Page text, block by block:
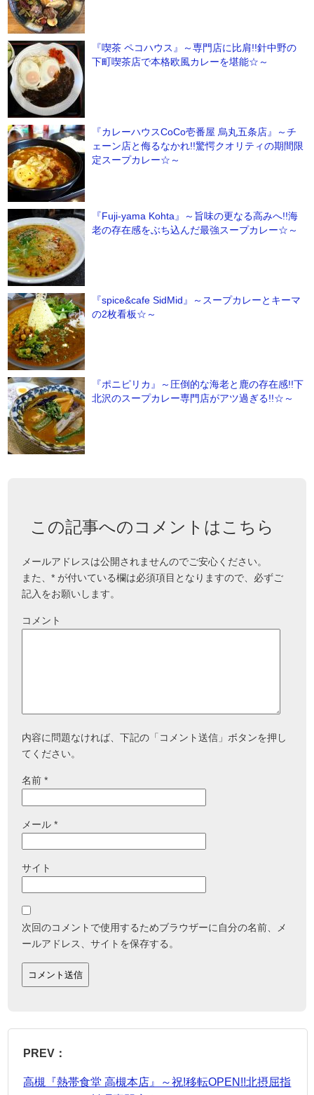
『喫茶 ペコハウス』～専門店に比肩!!針中野の
下町喫茶店で本格欧風カレーを堪能☆～
『カレーハウスCoCo壱番屋 烏丸五条店』～チ
ェーン店と侮るなかれ!!驚愕クオリティの期間限
定スープカレー☆～
『Fuji-yama Kohta』～旨味の更なる高みへ!!海
老の存在感をぶち込んだ最強スープカレー☆～
『spice&cafe SidMid』～スープカレーとキーマ
の2枚看板☆～
『ポニピリカ』～圧倒的な海老と鹿の存在感!!下
北沢のスープカレー専門店がアツ過ぎる!!☆～
この記事へのコメントはこちら
メールアドレスは公開されませんのでご安心ください。
また、* が付いている欄は必須項目となりますので、必ずご
記入をお願いします。
コメント
内容に問題なければ、下記の「コメント送信」ボタンを押し
てください。
名前*
メール*
サイト
次回のコメントで使用するためブラウザーに自分の名前、メ
ールアドレス、サイトを保存する。
PREV：
高槻『熱帯食堂 高槻本店』～祝!移転OPEN!!北摂屈指